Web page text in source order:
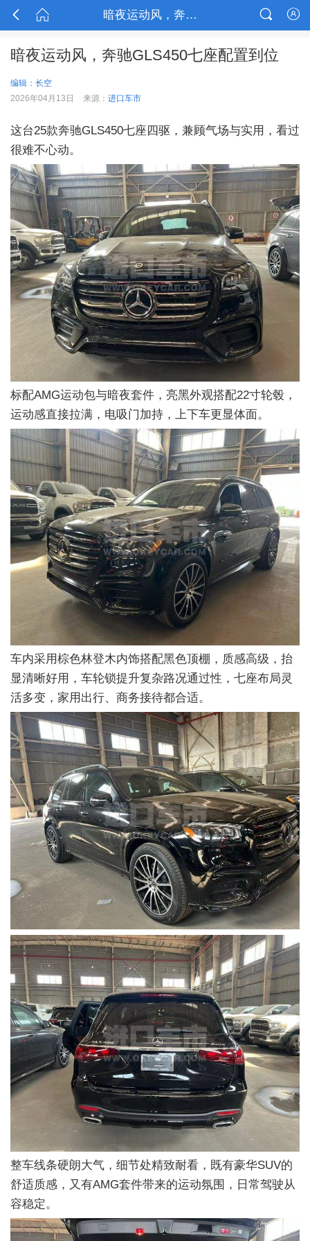
  暗夜运动风，奔驰GLS450七座配置到位 

暗夜运动风，奔驰GLS450七座配置到位
编辑：长空
2026年04月13日
来源： 进口车市
这台25款奔驰GLS450七座四驱，兼顾气场与实用，看过
很难不心动。
标配AMG运动包与暗夜套件，亮黑外观搭配22寸轮毂，
运动感直接拉满，电吸门加持，上下车更显体面。
车内采用棕色林登木内饰搭配黑色顶棚，质感高级，抬
显清晰好用，车轮锁提升复杂路况通过性，七座布局灵
活多变，家用出行、商务接待都合适。
整车线条硬朗大气，细节处精致耐看，既有豪华SUV的
舒适质感，又有AMG套件带来的运动氛围，日常驾驶从
容稳定。